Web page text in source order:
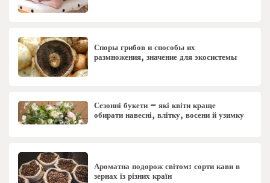
Споры грибов и способы их
размножения, значение для экосистемы
Сезонні букети – які квіти краще
обирати навесні, влітку, восени й узимку
Ароматна подорож світом: сорти кави в
зернах із різних країн